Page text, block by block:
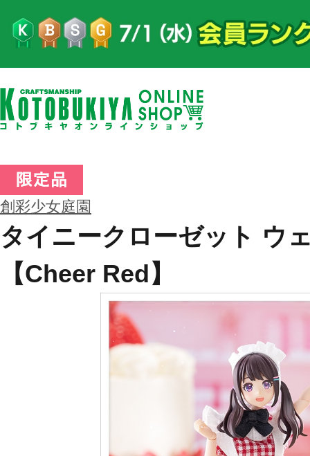
創彩少女庭園
タイニークローゼット ウ
【Cheer Red】